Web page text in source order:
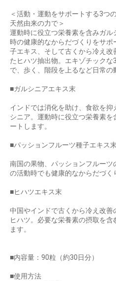
＜活動・運動をサポートする3つ
天然由来の力で＞
運動時に役立つ栄養素を含みガ
時の健康的なからだづくりをサ
子エキス、そして古くから冷え改
たヒハツ抽出物。エキゾチック
で、歩く、階段を上るなど日常の
■ガルシニアエキス末
インドでは消化を助け、食欲を
シニア。運動時に役立つ栄養素
ートします。
■パッションフルーツ種子エキス
南国の果物、パッションフルー
の活動時でも健康的なからだづく
■ヒハツエキス末
中国やインドで古くから冷え改
ヒハツ。必要な栄養素の摂取を
ます。
■内容量：90粒（約30日分）
■使用方法